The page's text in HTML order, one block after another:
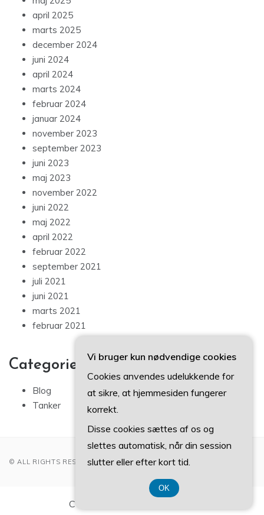
april 2025
marts 2025
december 2024
juni 2024
april 2024
marts 2024
februar 2024
januar 2024
november 2023
september 2023
juni 2023
maj 2023
november 2022
juni 2022
maj 2022
april 2022
februar 2022
september 2021
juli 2021
juni 2021
marts 2021
februar 2021
Categories
Blog
Tanker
© ALL RIGHTS RESERVED 2022
CVR-Nummer DK374 077 39
Vi bruger kun nødvendige cookies
Cookies anvendes udelukkende for
at sikre, at hjemmesiden fungerer
korrekt.
Disse cookies sættes af os og
slettes automatisk, når din session
slutter eller efter kort tid.
OK